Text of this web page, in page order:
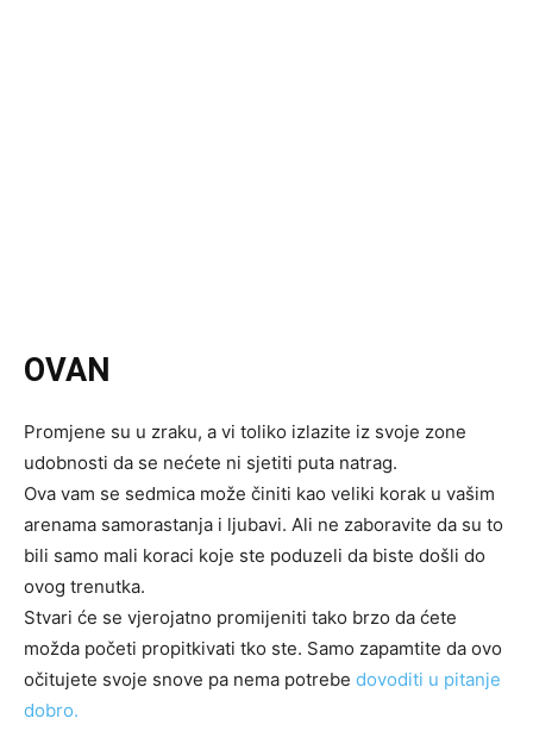
OVAN
Promjene su u zraku, a vi toliko izlazite iz svoje zone
udobnosti da se nećete ni sjetiti puta natrag.
Ova vam se sedmica može činiti kao veliki korak u vašim
arenama samorastanja i ljubavi. Ali ne zaboravite da su to
bili samo mali koraci koje ste poduzeli da biste došli do
ovog trenutka.
Stvari će se vjerojatno promijeniti tako brzo da ćete
možda početi propitkivati ​​tko ste. Samo zapamtite da ovo
očitujete svoje snove pa nema potrebe dovoditi u pitanje
dobro.